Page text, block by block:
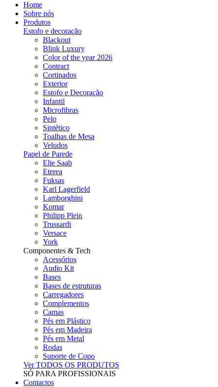
Home
Sobre nós
Produtos
Estofo e decoração
Blackout
Blink Luxury
Color of the year 2026
Contract
Cortinados
Exterior
Estofo e Decoração
Infantil
Microfibras
Pelo
Sintético
Toalhas de Mesa
Veludos
Papel de Parede
Elie Saab
Eterea
Fuksas
Karl Lagerfield
Lamborghini
Komar
Philipp Plein
Trussardi
Versace
York
Componentes & Tech
Acessórios
Audio Kit
Bases
Bases de estruturas
Carregadores
Complementos
Camas
Pés em Plástico
Pés em Madeira
Pés em Metal
Rodas
Suporte de Copo
Ver TODOS OS PRODUTOS
SÓ PARA PROFISSIONAIS
Contactos